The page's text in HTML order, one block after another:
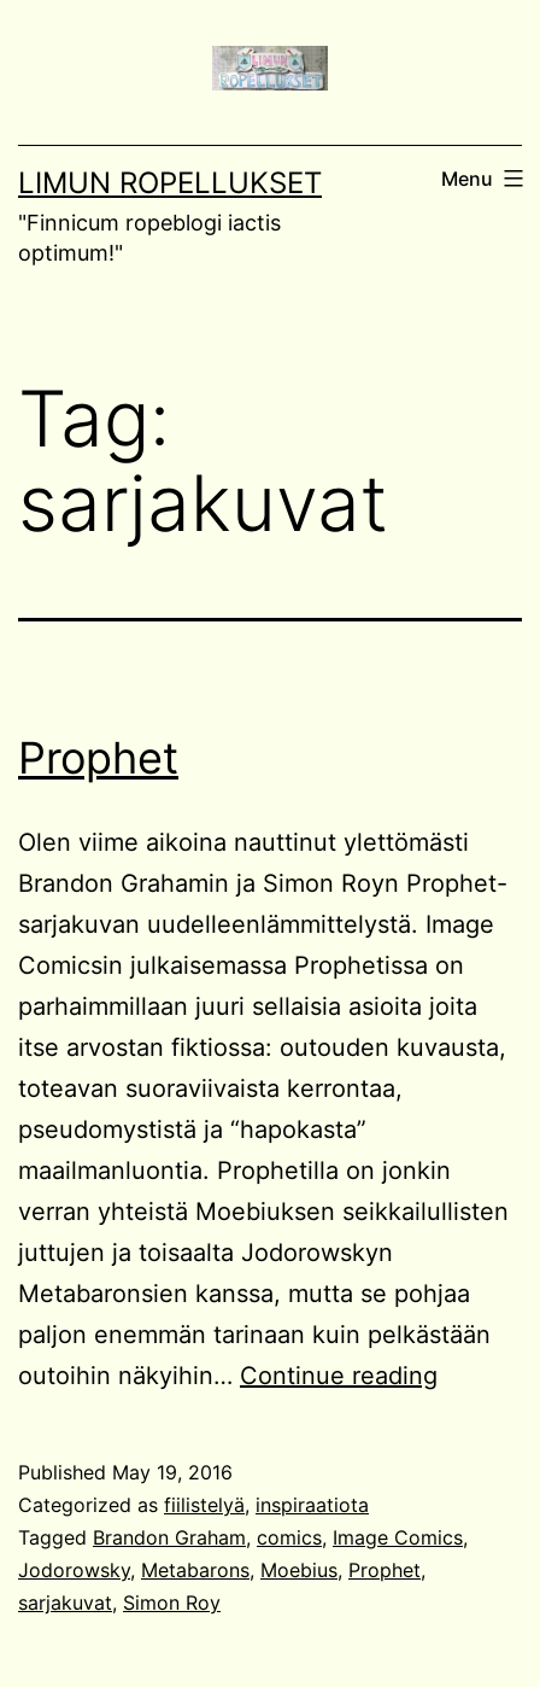
LIMUN ROPELLUKSET
"Finnicum ropeblogi iactis
optimum!"
Menu
Tag:
sarjakuvat
Prophet
Olen viime aikoina nauttinut ylettömästi
Brandon Grahamin ja Simon Royn Prophet-
sarjakuvan uudelleenlämmittelystä. Image
Comicsin julkaisemassa Prophetissa on
parhaimmillaan juuri sellaisia asioita joita
itse arvostan fiktiossa: outouden kuvausta,
toteavan suoraviivaista kerrontaa,
pseudomystistä ja “hapokasta”
maailmanluontia. Prophetilla on jonkin
verran yhteistä Moebiuksen seikkailullisten
juttujen ja toisaalta Jodorowskyn
Metabaronsien kanssa, mutta se pohjaa
paljon enemmän tarinaan kuin pelkästään
outoihin näkyihin… Continue reading
Published May 19, 2016
Categorized as fiilistelyä, inspiraatiota
Tagged Brandon Graham, comics, Image Comics,
Jodorowsky, Metabarons, Moebius, Prophet,
sarjakuvat, Simon Roy